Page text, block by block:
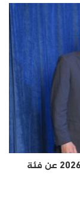
الجزيرة الإنجليزية تحصد جائزة RTS لعام 2026 عن فئة